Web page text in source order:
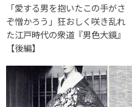
「愛する男を抱いたこの手がさ
ぞ憎かろう」狂おしく咲き乱れ
た江戸時代の衆道『男色大鏡』
【後編】